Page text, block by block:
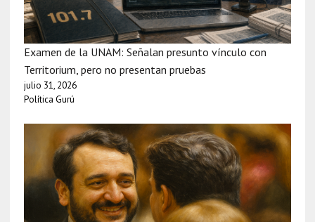
Examen de la UNAM: Señalan presunto vínculo con
Territorium, pero no presentan pruebas
julio 31, 2026
Política Gurú